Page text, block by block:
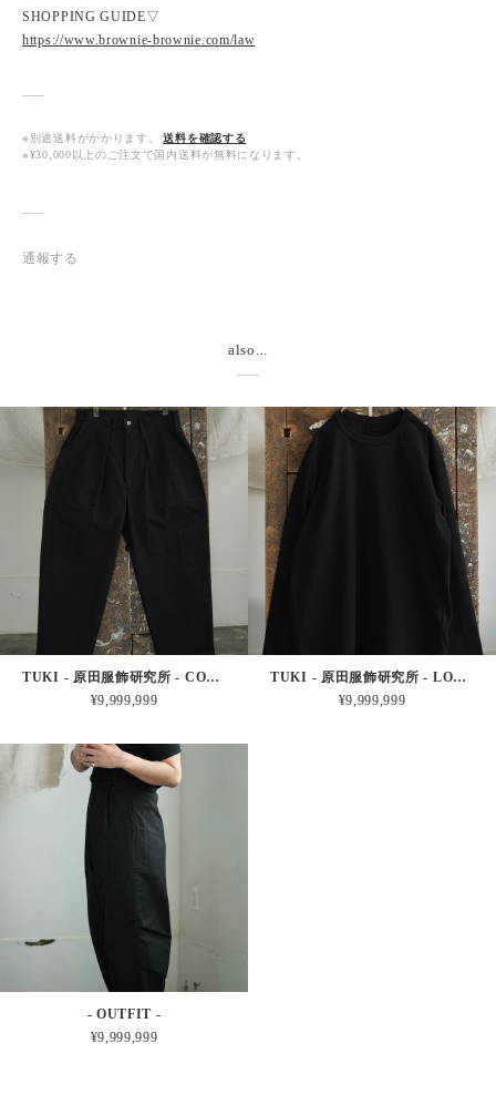
SHOPPING GUIDE▽
https://www.brownie-brownie.com/law
※別途送料がかかります。
送料を確認する
※¥30,000以上のご注文で国内送料が無料になります。
通報する
also...
TUKI - 原田服飾研究所 - COMBAT PANTS - BLACK
¥9,999,999
TUKI - 原田服飾研究所 - LONG SLEEVE T (BLACK)
¥9,999,999
- OUTFIT -
¥9,999,999